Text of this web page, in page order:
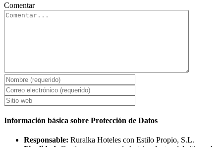
Comentar
Información básica sobre Protección de Datos
Responsable: Ruralka Hoteles con Estilo Propio, S.L.